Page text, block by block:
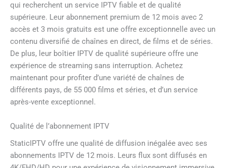
qui recherchent un service IPTV fiable et de qualité
supérieure. Leur abonnement premium de 12 mois avec 2
accès et 3 mois gratuits est une offre exceptionnelle avec un
contenu diversifié de chaînes en direct, de films et de séries.
De plus, leur boîtier IPTV de qualité supérieure offre une
expérience de streaming sans interruption. Achetez
maintenant pour profiter d’une variété de chaînes de
différents pays, de 55 000 films et séries, et d’un service
après-vente exceptionnel.
Qualité de l’abonnement IPTV
StaticIPTV offre une qualité de diffusion inégalée avec ses
abonnements IPTV de 12 mois. Leurs flux sont diffusés en